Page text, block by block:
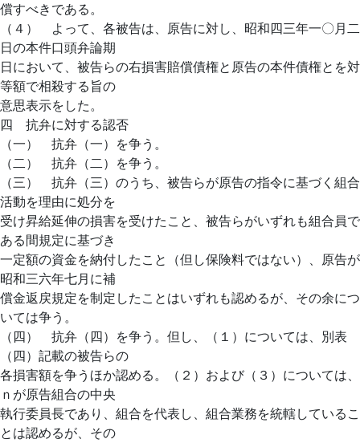
償すべきである。
（４） よって、各被告は、原告に対し、昭和四三年一〇月二
日の本件口頭弁論期
日において、被告らの右損害賠償債権と原告の本件債権とを対
等額で相殺する旨の
意思表示をした。
四 抗弁に対する認否
（一） 抗弁（一）を争う。
（二） 抗弁（二）を争う。
（三） 抗弁（三）のうち、被告らが原告の指令に基づく組合
活動を理由に処分を
受け昇給延伸の損害を受けたこと、被告らがいずれも組合員で
ある間規定に基づき
一定額の資金を納付したこと（但し保険料ではない）、原告が
昭和三六年七月に補
償金返戻規定を制定したことはいずれも認めるが、その余につ
いては争う。
（四） 抗弁（四）を争う。但し、（１）については、別表
（四）記載の被告らの
各損害額を争うほか認める。（２）および（３）については、
ｎが原告組合の中央
執行委員長であり、組合を代表し、組合業務を統轄しているこ
とは認めるが、その